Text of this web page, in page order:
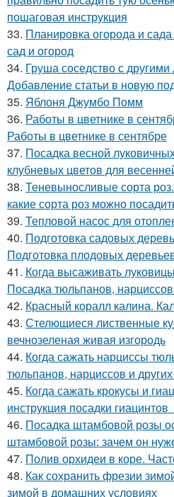
пошаговая инструкция
33. Планировка огорода и
сад и огород
34. Груша соседство с
Добавление статьи в новую
35. Яблоня Джумбо Помм
36. Работы в цветнике в
Работы в цветнике в сентябре
37. Посадка весной
клубневых цветов для
38. Теневыносливые сорта
какие сорта роз можно
39. Тепловой насос для
40. Подготовка садовых
Подготовка плодовых
41. Когда высаживать
Посадка тюльпанов,
42. Красный коралл калина.
43. Стелющиеся лиственные
вечнозеленая живая изгородь
44. Когда сажать нарциссы
тюльпанов, нарциссов и
45. Когда сажать крокусы и
инструкция посадки
46. Посадка штамбовой розы
штамбовой розы: зачем он
47. Полив орхидеи в коре.
48. Как сохранить фрезии
зимой в домашних условиях